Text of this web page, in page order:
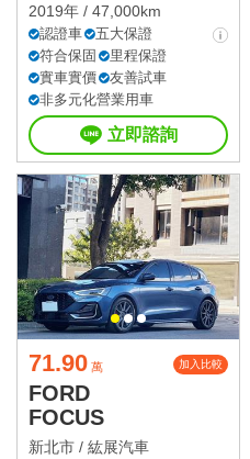
2019年 / 47,000km
認證車
五大保證
符合保固
里程保證
實車實價
友善試車
非多元化營業用車
立即諮詢
71.90 萬 加入比較
FORD
FOCUS
新北市 / 紘展汽車